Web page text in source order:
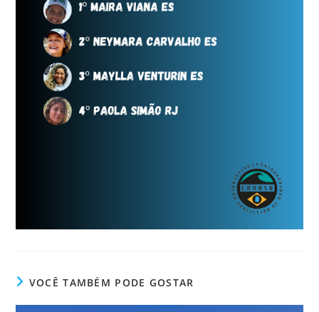
VOCÊ TAMBÉM PODE GOSTAR